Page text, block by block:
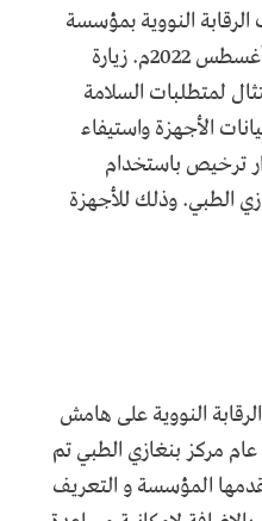
النووية بمؤسسة
الطاقة الذرية اليوم الاتنين 15 أغسطس 2022م. زيارة
لمتطلبات السلامة
الأجهزة واستيفاء
ترخيص باستخدام
الطبي. وذلك للأجهزة
النووية على هامش
مركز بنغازي الطبي تم
المؤسسة و التعريف